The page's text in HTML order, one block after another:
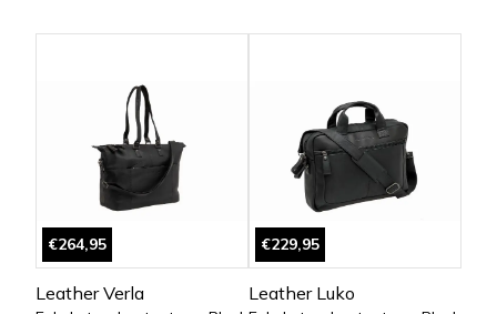
€264,95
Leather Verla
€229,95
Leather Luko